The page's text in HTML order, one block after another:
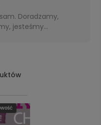
Doradzamy,
jesteśmy